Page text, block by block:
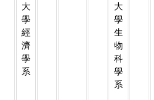
大
學
經
濟
學
系
大
學
生
物
科
學
系